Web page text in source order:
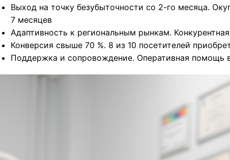
Выход на точку безубыточности со 2-го месяца.
7 месяцев
Адаптивность к региональным рынкам.
Конверсия свыше 70 %. 8 из 10 посетителей
Поддержка и сопровождение. Оперативная помощь